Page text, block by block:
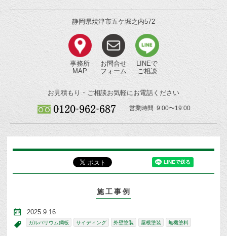
静岡県焼津市五ケ堀之内572
事務所
MAP
お問合せ
フォーム
LINEで
ご相談
お見積もり・ご相談お気軽にお電話ください
営業時間 9:00〜19:00
施工事例
2025.9.16
ガルバリウム鋼板 サイディング 外壁塗装 屋根塗装 無機塗料